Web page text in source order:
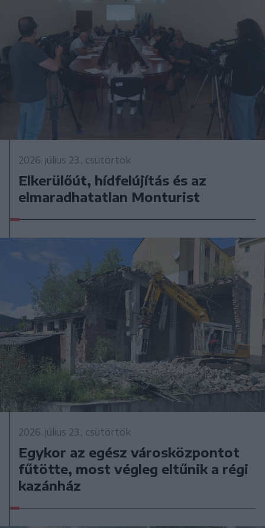
2026. július 23., csütörtök
Elkerülőút, hídfelújítás és az
elmaradhatatlan Monturist
2026. július 23., csütörtök
Egykor az egész városközpontot
fűtötte, most végleg eltűnik a régi
kazánház